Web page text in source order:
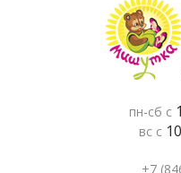
пн-сб с
вс с
+7